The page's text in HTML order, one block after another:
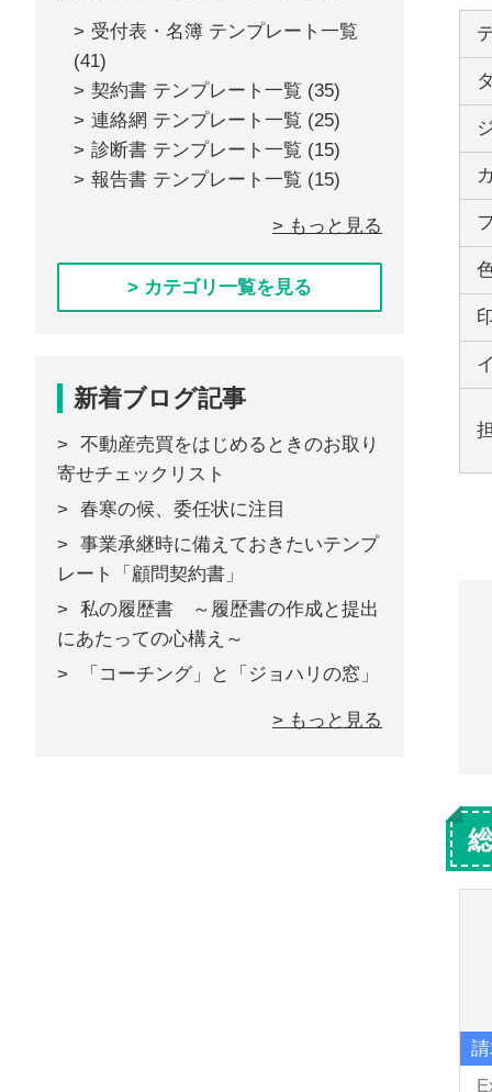
受付表・名簿 テンプレート一覧
(41)
契約書 テンプレート一覧 (35)
連絡網 テンプレート一覧 (25)
診断書 テンプレート一覧 (15)
報告書 テンプレート一覧 (15)
> もっと見る
> カテゴリ一覧を見る
新着ブログ記事
不動産売買をはじめるときのお取り
寄せチェックリスト
春寒の候、委任状に注目
事業承継時に備えておきたいテンプ
レート「顧問契約書」
私の履歴書 ～履歴書の作成と提出
にあたっての心構え～
「コーチング」と「ジョハリの窓」
> もっと見る